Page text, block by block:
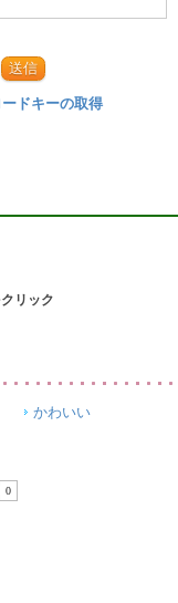
送信
ドキーの取得
リック
かわいい
0